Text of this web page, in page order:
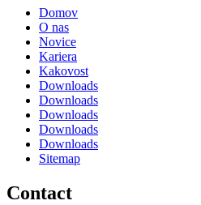
Domov
O nas
Novice
Kariera
Kakovost
Downloads
Downloads
Downloads
Downloads
Downloads
Sitemap
Contact